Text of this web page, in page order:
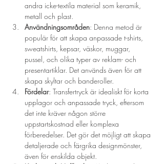
andra icke-textila material som keramik,
metall och plast.
Användningsområden: Denna metod är
populär för att skapa anpassade t-shirts,
sweatshirts, kepsar, väskor, muggar,
pussel, och olika typer av reklam- och
presentartiklar. Det används även för att
skapa skyltar och banderoller.
Fördelar: Transfertryck är idealiskt för korta
upplagor och anpassade tryck, eftersom
det inte kräver någon större
uppstartskostnad eller komplexa
förberedelser. Det gör det möjligt att skapa
detaljerade och färgrika designmönster,
även för enskilda objekt.